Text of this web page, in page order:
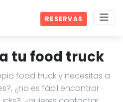
RESERVAS
tu food truck
food truck y necesitas a
¿no es fácil encontrar